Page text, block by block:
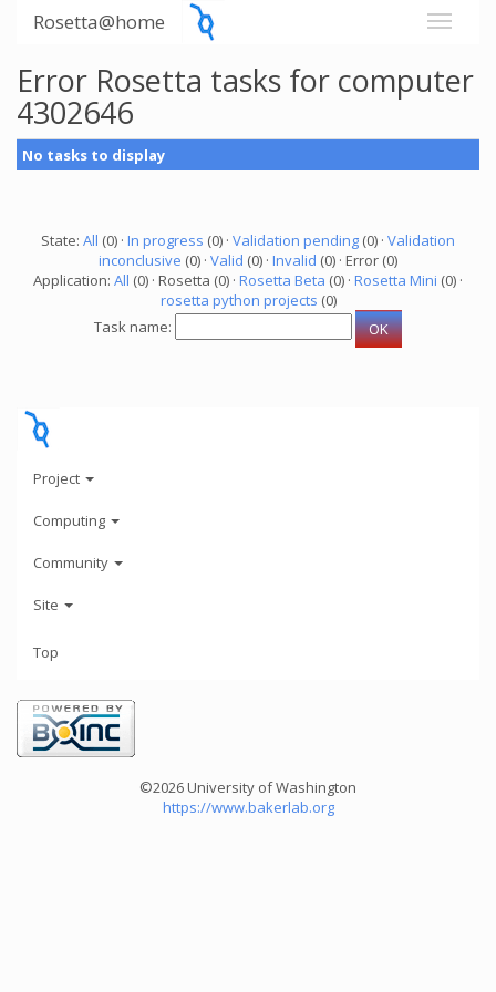
Rosetta@home
Error Rosetta tasks for computer
4302646
No tasks to display
State: All (0) · In progress (0) · Validation pending (0) · Validation
inconclusive (0) · Valid (0) · Invalid (0) · Error (0)
Application: All (0) · Rosetta (0) · Rosetta Beta (0) · Rosetta Mini (0) ·
rosetta python projects (0)
Task name:
Project
Computing
Community
Site
Top
©2026 University of Washington
https://www.bakerlab.org